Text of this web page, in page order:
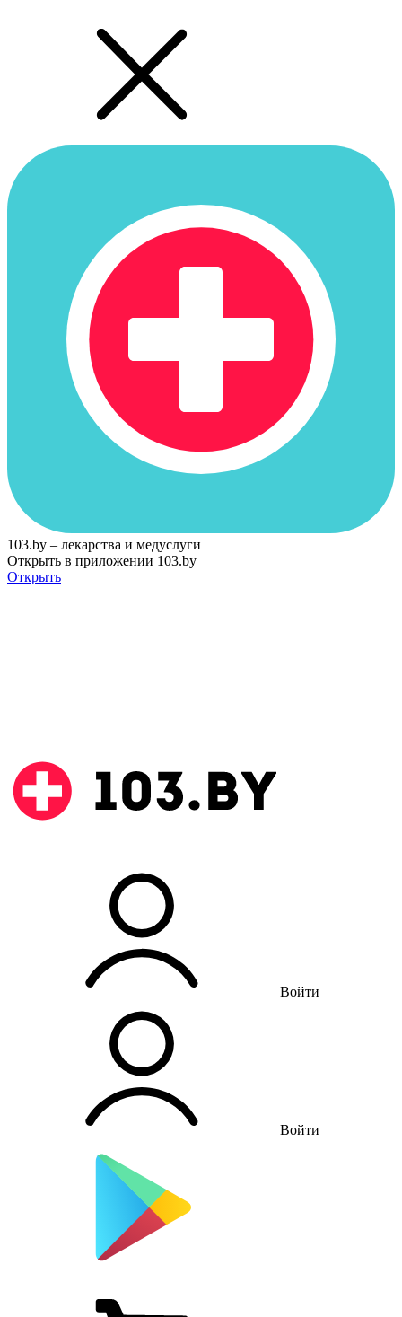
103.by – лекарства и медуслуги
Открыть в приложении 103.by
Открыть
Войти
Войти